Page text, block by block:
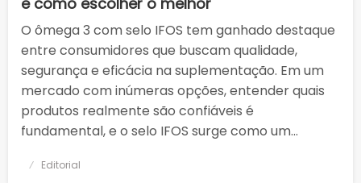
O ômega 3 com selo IFOS tem ganhado destaque
entre consumidores que buscam qualidade,
segurança e eficácia na suplementação. Em um
mercado com inúmeras opções, entender quais
produtos realmente são confiáveis é
fundamental, e o selo IFOS surge como um…
PostedEditorial